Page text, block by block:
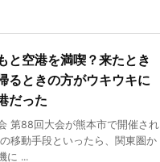
と空港を満喫？来たとき
るときの方がウキウキに
だった
第88回大会が熊本市で開催され
移動手段といったら、関東圏か
に ...